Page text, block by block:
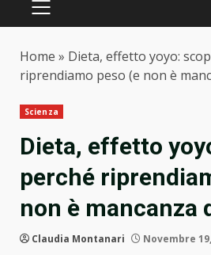
PRIMARY
Home » Dieta, effetto yoyo:
riprendiamo peso (e non è
Scienza
Dieta, effetto
perché
non è mancanza
Claudia Montanari Novembre